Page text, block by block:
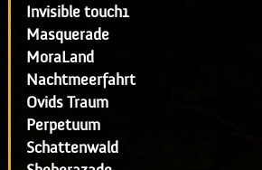
Invisible touch1
Masquerade
MoraLand
Nachtmeerfahrt
Ovids Traum
Perpetuum
Schattenwald